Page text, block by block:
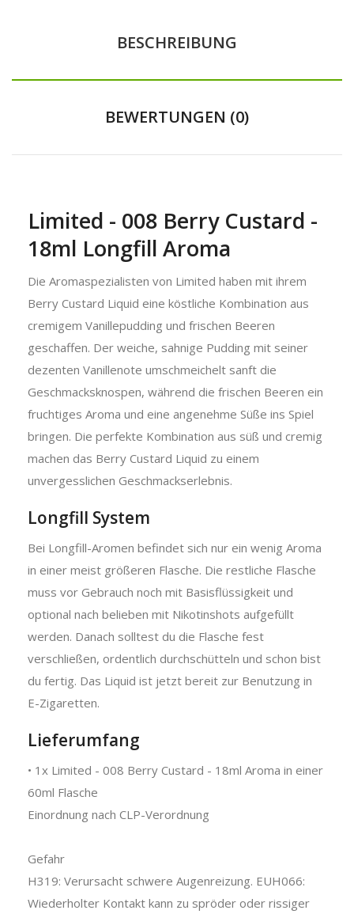
BESCHREIBUNG
BEWERTUNGEN (0)
Limited - 008 Berry Custard -
18ml Longfill Aroma
Die Aromaspezialisten von Limited haben mit ihrem
Berry Custard Liquid eine köstliche Kombination aus
cremigem Vanillepudding und frischen Beeren
geschaffen. Der weiche, sahnige Pudding mit seiner
dezenten Vanillenote umschmeichelt sanft die
Geschmacksknospen, während die frischen Beeren ein
fruchtiges Aroma und eine angenehme Süße ins Spiel
bringen. Die perfekte Kombination aus süß und cremig
machen das Berry Custard Liquid zu einem
unvergesslichen Geschmackserlebnis.
Longfill System
Bei Longfill-Aromen befindet sich nur ein wenig Aroma
in einer meist größeren Flasche. Die restliche Flasche
muss vor Gebrauch noch mit Basisflüssigkeit und
optional nach belieben mit Nikotinshots aufgefüllt
werden. Danach solltest du die Flasche fest
verschließen, ordentlich durchschütteln und schon bist
du fertig. Das Liquid ist jetzt bereit zur Benutzung in
E-Zigaretten.
Lieferumfang
• 1x Limited - 008 Berry Custard - 18ml Aroma in einer
60ml Flasche
Einordnung nach CLP-Verordnung
Gefahr
H319: Verursacht schwere Augenreizung. EUH066:
Wiederholter Kontakt kann zu spröder oder rissiger